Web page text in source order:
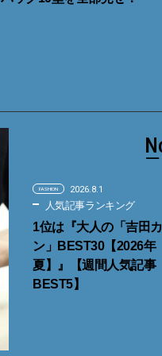
FASHION 2026.8.1
人気記事ランキング
1位は『大人の「吉田
ン」BEST30【2026年
夏】』【週間人気記事
BEST5】